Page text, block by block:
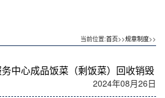
当前位置:首页>>规章制度>>
中心成品饭菜（剩饭菜）回收销毁
2024年08月26日